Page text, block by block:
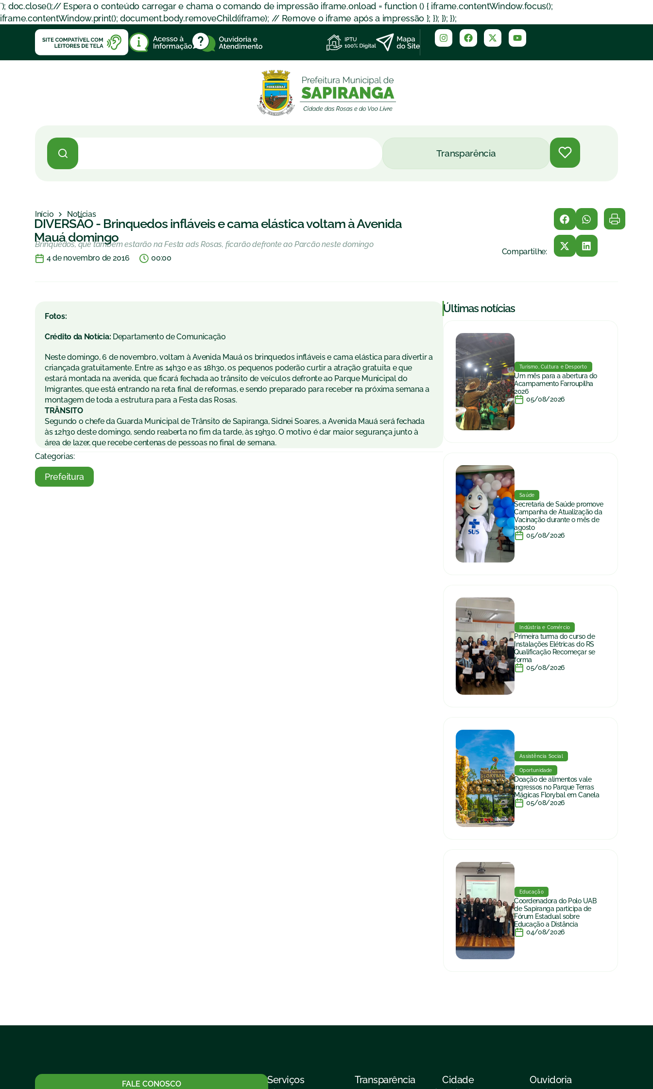
`); doc.close();// Espera o conteúdo carregar e chama o comando de impressão iframe.onload = function () { iframe.contentWindow.focus();
iframe.contentWindow.print(); document.body.removeChild(iframe); // Remove o iframe após a impressão }; }); }); });
Transparência
Início Notícias
DIVERSÃO - Brinquedos infláveis e cama elástica voltam à Avenida
Mauá domingo
Brinquedos, que também estarão na Festa ads Rosas, ficarão defronte ao Parcão neste domingo
4 de novembro de 2016
00:00
Compartilhe:
Fotos:
Crédito da Notícia: Departamento de Comunicação
Neste domingo, 6 de novembro, voltam à Avenida Mauá os brinquedos infláveis e cama elástica para divertir a
criançada gratuitamente. Entre as 14h30 e as 18h30, os pequenos poderão curtir a atração gratuita e que
estará montada na avenida, que ficará fechada ao trânsito de veículos defronte ao Parque Municipal do
Imigrantes, que está entrando na reta final de reformas, e sendo preparado para receber na próxima semana a
montagem de toda a estrutura para a Festa das Rosas.
TRÂNSITO
Segundo o chefe da Guarda Municipal de Trânsito de Sapiranga, Sidnei Soares, a Avenida Mauá será fechada
às 12h30 deste domingo, sendo reaberta no fim da tarde, às 19h30. O motivo é dar maior segurança junto à
área de lazer, que recebe centenas de pessoas no final de semana.
Categorias:
Prefeitura
|Últimas notícias
Turismo, Cultura e Desporto
Um mês para a abertura do
Acampamento Farroupilha
2026
05/08/2026
Saúde
Secretaria de Saúde promove
Campanha de Atualização da
Vacinação durante o mês de
agosto
05/08/2026
Indústria e Comércio
Primeira turma do curso de
Instalações Elétricas do RS
Qualificação Recomeçar se
forma
05/08/2026
Assistência Social
Oportunidade
Doação de alimentos vale
ingressos no Parque Terras
Mágicas Florybal em Canela
05/08/2026
Educação
Coordenadora do Polo UAB
de Sapiranga participa de
Fórum Estadual sobre
Educação a Distância
04/08/2026
FALE CONOSCO Serviços Transparência Cidade Ouvidoria